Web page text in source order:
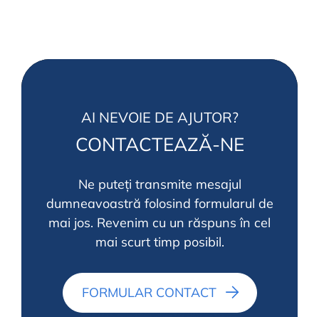
AI NEVOIE DE AJUTOR?
CONTACTEAZĂ-NE
Ne puteți transmite mesajul
dumneavoastră folosind formularul de
mai jos. Revenim cu un răspuns în cel
mai scurt timp posibil.
FORMULAR CONTACT